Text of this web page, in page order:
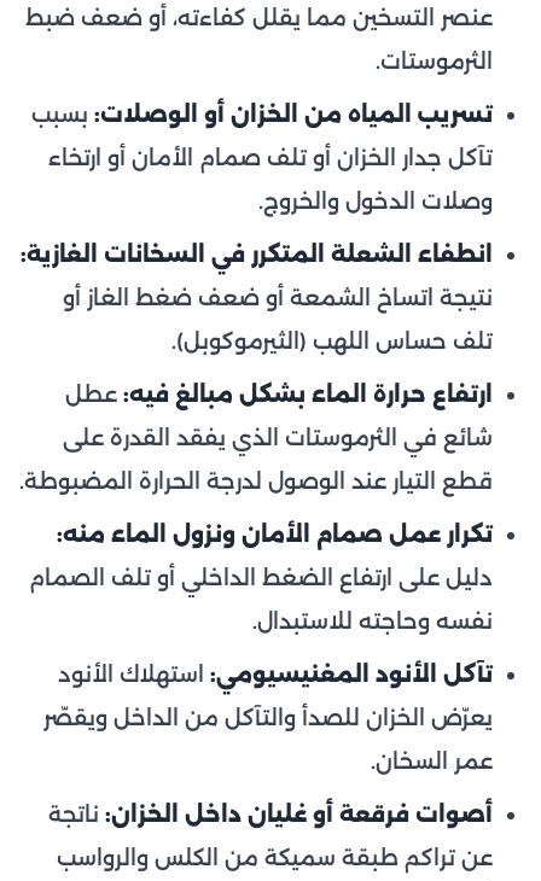
عنصر التسخين مما يقلل كفاءته، أو ضعف ضبط
الثرموستات.
تسريب المياه من الخزان أو الوصلات: بسبب
تآكل جدار الخزان أو تلف صمام الأمان أو ارتخاء
وصلات الدخول والخروج.
انطفاء الشعلة المتكرر في السخانات الغازية:
نتيجة اتساخ الشمعة أو ضعف ضغط الغاز أو
تلف حساس اللهب (الثيرموكوبل).
ارتفاع حرارة الماء بشكل مبالغ فيه: عطل
شائع في الثرموستات الذي يفقد القدرة على
قطع التيار عند الوصول لدرجة الحرارة المضبوطة.
تكرار عمل صمام الأمان ونزول الماء منه:
دليل على ارتفاع الضغط الداخلي أو تلف الصمام
نفسه وحاجته للاستبدال.
تآكل الأنود المغنيسيومي: استهلاك الأنود
يعرّض الخزان للصدأ والتآكل من الداخل ويقصّر
عمر السخان.
أصوات فرقعة أو غليان داخل الخزان: ناتجة
عن تراكم طبقة سميكة من الكلس والرواسب